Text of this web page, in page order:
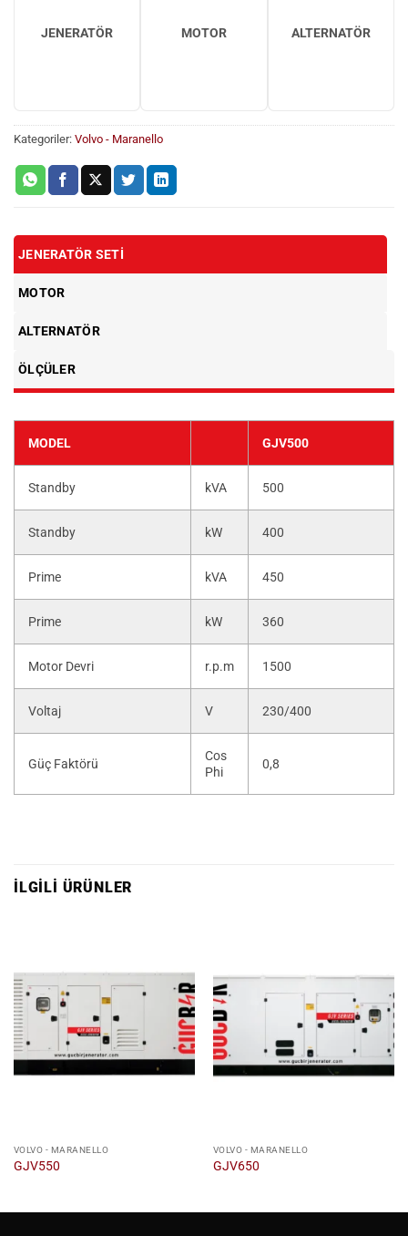
JENERATÖR MOTOR ALTERNATÖR
Kategoriler: Volvo - Maranello
JENERATÖR SETI
MOTOR
ALTERNATÖR
ÖLÇÜLER
MODEL GJV500
Standby kVA 500
Standby kW 400
Prime kVA 450
Prime kW 360
Motor Devri r.p.m 1500
Voltaj V 230/400
Güç Faktörü
Cos
Phi
0,8
İLGILI ÜRÜNLER
VOLVO - MARANELLO
GJV550
VOLVO - MARANELLO
GJV650